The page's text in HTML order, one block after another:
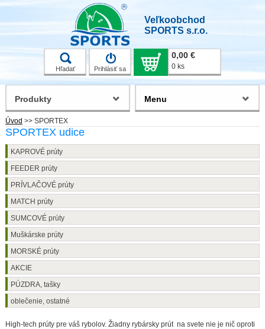
Veľkoobchod
SPORTS s.r.o.
Hľadať Prihlásiť sa
0,00 €
0 ks
Úvod >> SPORTEX
SPORTEX udice
KAPROVÉ prúty
FEEDER prúty
PRÍVLAČOVÉ prúty
MATCH prúty
SUMCOVÉ prúty
Muškárske prúty
MORSKÉ prúty
AKCIE
PÚZDRA, tašky
oblečenie, ostatné
High-tech prúty pre váš rybolov. Žiadny rybársky prút na svete nie je nič oproti
Produkty Menu